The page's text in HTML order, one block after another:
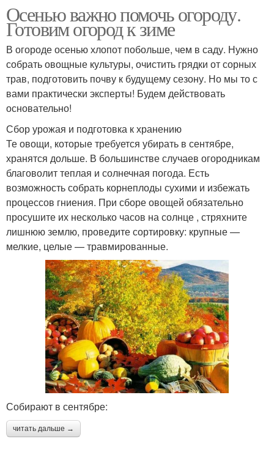
Советы по хранению Ящик для хранения
Хранение в
холодильнике
Хранение в
зависимости
Осенью важно помочь огороду.
Готовим огород к зиме
В огороде осенью хлопот побольше, чем в саду. Нужно
собрать овощные культуры, очистить грядки от сорных
трав, подготовить почву к будущему сезону. Но мы то с
вами практически эксперты! Будем действовать
основательно!
Сбор урожая и подготовка к хранению
Те овощи, которые требуется убирать в сентябре,
хранятся дольше. В большинстве случаев огородникам
благоволит теплая и солнечная погода. Есть
возможность собрать корнеплоды сухими и избежать
процессов гниения. При сборе овощей обязательно
просушите их несколько часов на солнце , стряхните
лишнюю землю, проведите сортировку: крупные —
мелкие, целые — травмированные.
Собирают в сентябре:
читать дальше →